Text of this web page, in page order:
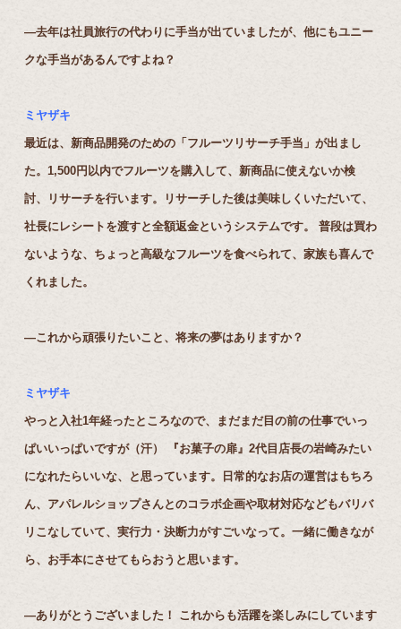
―去年は社員旅行の代わりに手当が出ていましたが、他にもユニー
クな手当があるんですよね？
ミヤザキ
最近は、新商品開発のための「フルーツリサーチ手当」が出まし
た。1,500円以内でフルーツを購入して、新商品に使えないか検
討、リサーチを行います。リサーチした後は美味しくいただいて、
社長にレシートを渡すと全額返金というシステムです。 普段は買わ
ないような、ちょっと高級なフルーツを食べられて、家族も喜んで
くれました。
―これから頑張りたいこと、将来の夢はありますか？
ミヤザキ
やっと入社1年経ったところなので、まだまだ目の前の仕事でいっ
ぱいいっぱいですが（汗） 『お菓子の扉』2代目店長の岩崎みたい
になれたらいいな、と思っています。日常的なお店の運営はもちろ
ん、アパレルショップさんとのコラボ企画や取材対応などもバリバ
リこなしていて、実行力・決断力がすごいなって。一緒に働きなが
ら、お手本にさせてもらおうと思います。
―ありがとうございました！ これからも活躍を楽しみにしています